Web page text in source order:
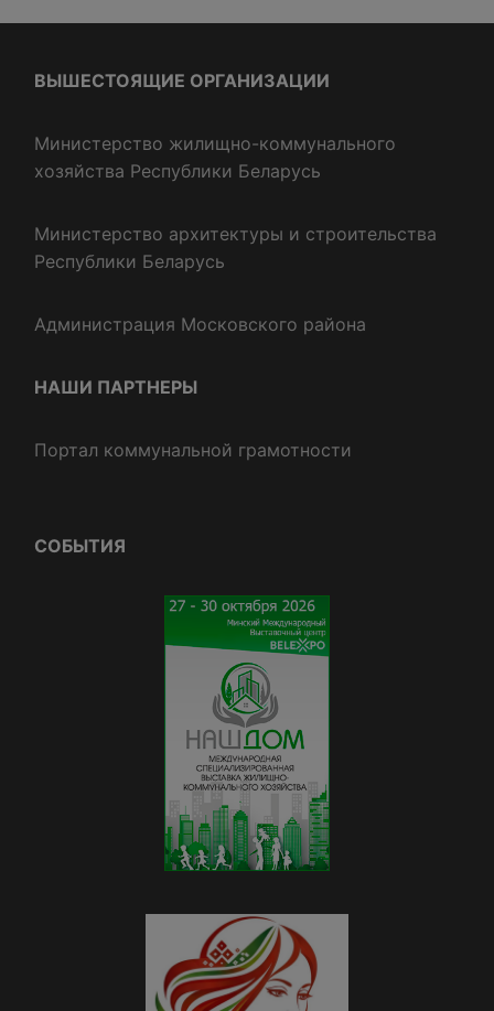
ВЫШЕСТОЯЩИЕ ОРГАНИЗАЦИИ
Министерство жилищно-коммунального
хозяйства Республики Беларусь
Министерство архитектуры и строительства
Республики Беларусь
Администрация Московского района
НАШИ ПАРТНЕРЫ
Портал коммунальной грамотности
СОБЫТИЯ